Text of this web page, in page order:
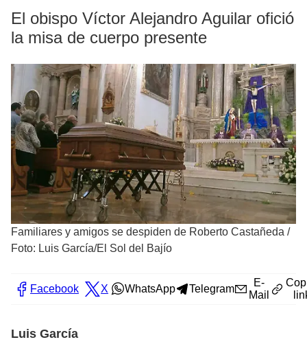
El obispo Víctor Alejandro Aguilar ofició
la misa de cuerpo presente
Familiares y amigos se despiden de Roberto Castañeda /
Foto: Luis García/El Sol del Bajío
Facebook X WhatsApp Telegram
E-
Mail
Luis García